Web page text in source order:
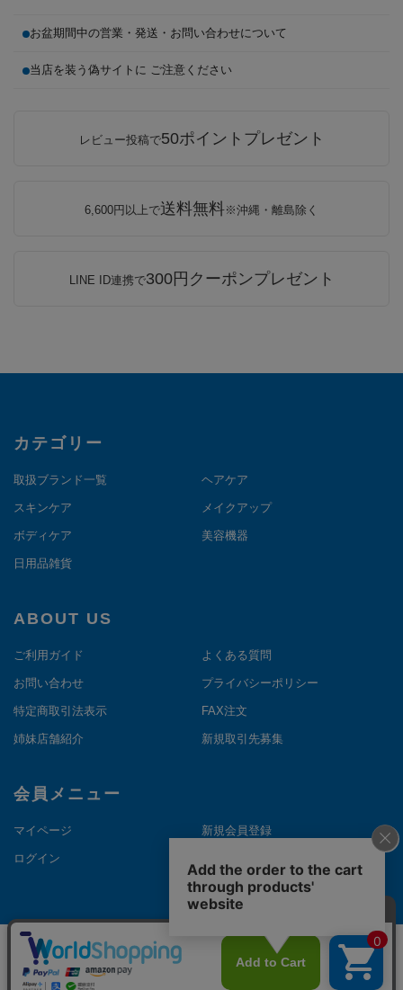
お盆期間中の営業・発送・お問い合わせについて
当店を装う偽サイトに ご注意ください
レビュー投稿で50ポイントプレゼント
6,600円以上で送料無料※沖縄・離島除く
LINE ID連携で300円クーポンプレゼント
カテゴリー
取扱ブランド一覧 ヘアケア
スキンケア メイクアップ
ボディケア 美容機器
日用品雑貨
ABOUT US
ご利用ガイド よくある質問
お問い合わせ プライバシーポリシー
特定商取引法表示 FAX注文
姉妹店舗紹介 新規取引先募集
会員メニュー
マイページ 新規会員登録
ログイン